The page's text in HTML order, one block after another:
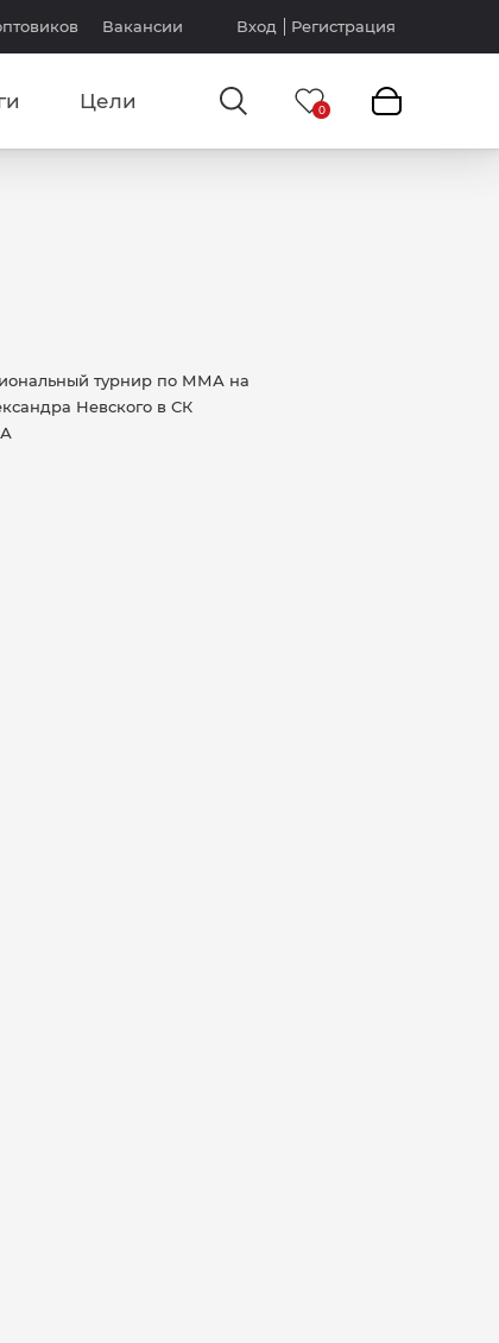
Вакансии Вход Регистрация
Цели
турнир по ММА на
Невского в СК